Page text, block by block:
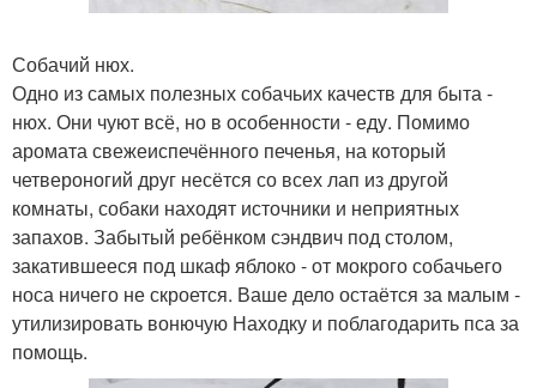
Собачий нюх.
Одно из самых полезных собачьих качеств для быта -
нюх. Они чуют всё, но в особенности - еду. Помимо
аромата свежеиспечённого печенья, на который
четвероногий друг несётся со всех лап из другой
комнаты, собаки находят источники и неприятных
запахов. Забытый ребёнком сэндвич под столом,
закатившееся под шкаф яблоко - от мокрого собачьего
носа ничего не скроется. Ваше дело остаётся за малым -
утилизировать вонючую Находку и поблагодарить пса за
помощь.